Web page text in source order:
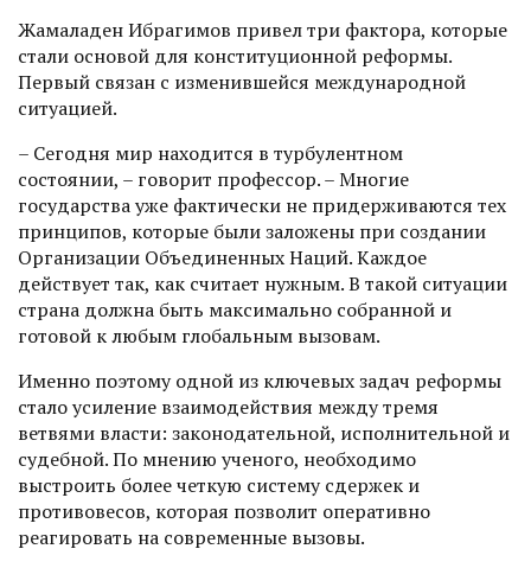
Жамаладен Ибрагимов привел три фактора, которые
стали основой для конституционной реформы.
Первый связан с изменившейся международной
ситуацией.
– Сегодня мир находится в турбулентном
состоянии, – говорит профессор. – Многие
государства уже фактически не придерживаются тех
принципов, которые были заложены при создании
Организации Объединенных Наций. Каждое
действует так, как считает нужным. В такой ситуации
страна должна быть максимально собранной и
готовой к любым глобальным вызовам.
Именно поэтому одной из ключевых задач реформы
стало усиление взаимодействия между тремя
ветвями власти: законодательной, исполнительной и
судебной. По мнению ученого, необходимо
выстроить более четкую систему сдержек и
противовесов, которая позволит оперативно
реагировать на современные вызовы.